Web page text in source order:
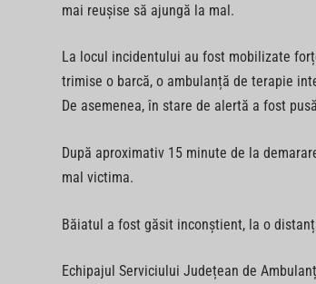
mai reușise să ajungă la mal.
La locul incidentului au fost mobilizate
trimise o barcă, o ambulanță de terapie
De asemenea, în stare de alertă a fost
După aproximativ 15 minute de la
mal victima.
Băiatul a fost găsit inconștient, la o
Echipajul Serviciului Județean de